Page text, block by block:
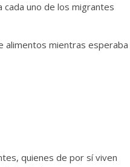
cada uno de los migrantes
alimentos mientras esperaba
quienes de por sí viven